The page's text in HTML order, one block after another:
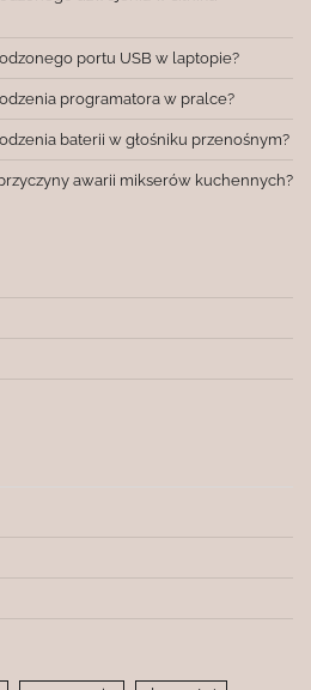
portu USB w laptopie?
programatora w pralce?
baterii w głośniku przenośnym?
awarii mikserów kuchennych?